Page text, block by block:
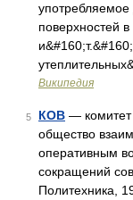
употребляемое
поверхностей
Википедия
5 КОВ — комитет
общество
оперативным
сокращений
Политехника,